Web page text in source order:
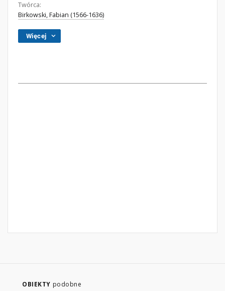
Twórca:
Birkowski, Fabian (1566-1636)
Więcej
OBIEKTY podobne